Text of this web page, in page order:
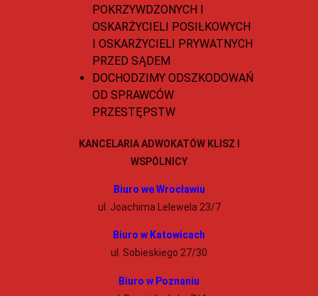
KANCELARIA ADWOKATÓW KLISZ I
WSPÓLNICY
Biuro we Wrocławiu
ul. Joachima Lelewela 23/7
Biuro w Katowicach
ul. Sobieskiego 27/30
Biuro w Poznaniu
POKRZYWDZONYCH I
OSKARŻYCIELI POSIŁKOWYCH
I OSKARŻYCIELI PRYWATNYCH
PRZED SĄDEM
DOCHODZIMY ODSZKODOWAŃ
OD SPRAWCÓW
PRZESTĘPSTW